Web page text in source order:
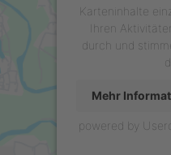
Karteninhalte
Ihren
durch und
Mehr
powered by